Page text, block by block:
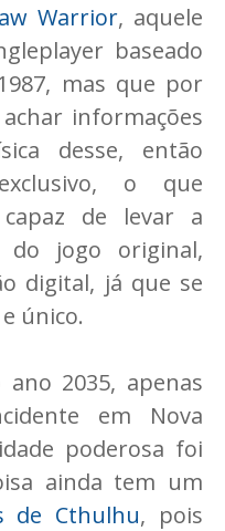
Warrior, aquele
baseado
mas que por
informações
desse, então
o que
de levar a
jogo original,
digital, já que se
único.
2035, apenas
em Nova
poderosa foi
ainda tem um
de Cthulhu, pois